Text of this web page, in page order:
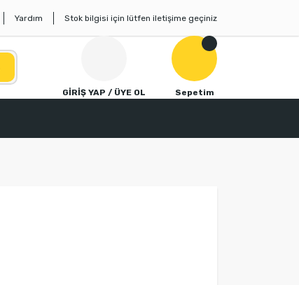
Yardım Stok bilgisi için lütfen iletişime geçiniz
GİRİŞ YAP / ÜYE OL Sepetim